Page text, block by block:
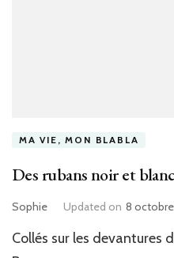
MA VIE, MON BLABLA
Des rubans noir et
Sophie Updated on 8 octobre
Collés sur les devantures